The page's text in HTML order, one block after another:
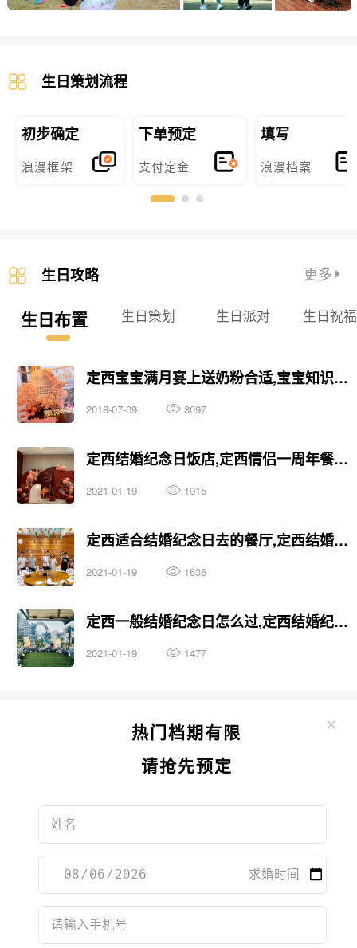
生日策划流程
初步确定
浪漫框架
下单预定
支付定金
填写
浪漫档案
生日攻略 更多
生日布置 生日策划 生日派对 生日祝
定西宝宝满月宴上送奶粉合适,宝宝知识大全
2018-07-09 3097
定西结婚纪念日饭店,定西情侣一周年餐厅怎么布置
2021-01-19 1915
定西适合结婚纪念日去的餐厅,定西结婚纪念日必去餐厅
2021-01-19 1636
定西一般结婚纪念日怎么过,定西结婚纪念日值得去的餐厅
2021-01-19 1477
×
热门档期有限
请抢先预定